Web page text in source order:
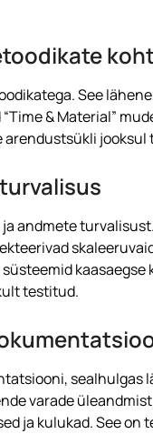
See
& Material”
arendustsükli
andmete
kaasaegse
testitud.
sealhulgas
varade
ja kulukad. See on